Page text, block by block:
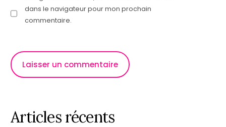
dans le navigateur pour mon prochain
commentaire.
Articles récents